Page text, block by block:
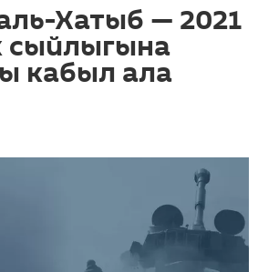
Хатыб — 2021
сыйлыгына
кабыл ала